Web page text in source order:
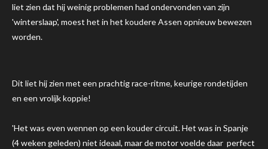
liet zien dat hij weinig problemen had ondervonden van zijn
'winterslaap', moest het in het koudere Assen opnieuw bewezen
worden.
Dit liet hij zien met een prachtig race-ritme, keurige rondetijden
en een vrolijk koppie!
'Het was even wennen op een kouder circuit. Het was in Spanje
(4 weken geleden) niet ideaal, maar de motor voelde daar perfect